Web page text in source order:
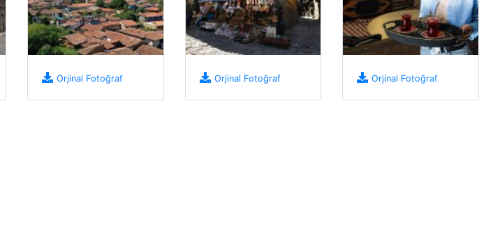
Orjinal Fotoğraf Orjinal Fotoğraf Orjinal Fotoğraf